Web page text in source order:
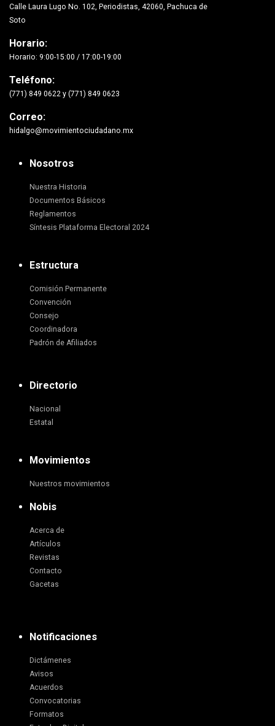
Calle Laura Lugo No. 102, Periodistas, 42060, Pachuca de
Soto
Horario:
Horario: 9:00-15:00 / 17:00-19:00
Teléfono:
(771) 849 0622 y (771) 849 0623
Correo:
hidalgo@movimientociudadano.mx
Nosotros
Nuestra Historia
Documentos Básicos
Reglamentos
Síntesis Plataforma Electoral 2024
Estructura
Comisión Permanente
Convención
Consejo
Coordinadora
Padrón de Afiliados
Directorio
Nacional
Estatal
Movimientos
Nuestros movimientos
Nobis
Acerca de
Artículos
Revistas
Contacto
Gacetas
Notificaciones
Dictámenes
Avisos
Acuerdos
Convocatorias
Formatos